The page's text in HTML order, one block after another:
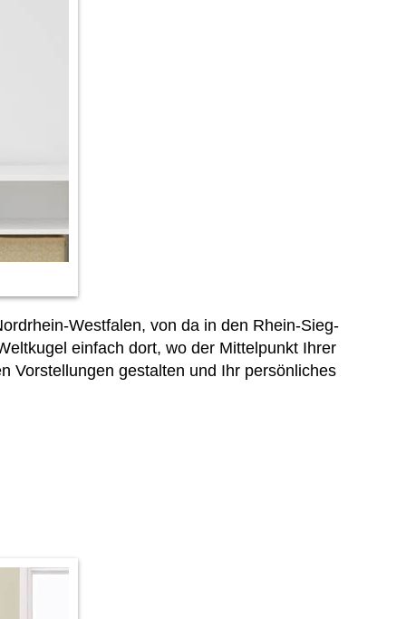
Westfalen, von da in den Rhein-Sieg-
einfach dort, wo der Mittelpunkt Ihrer
Vorstellungen gestalten und Ihr persönliches